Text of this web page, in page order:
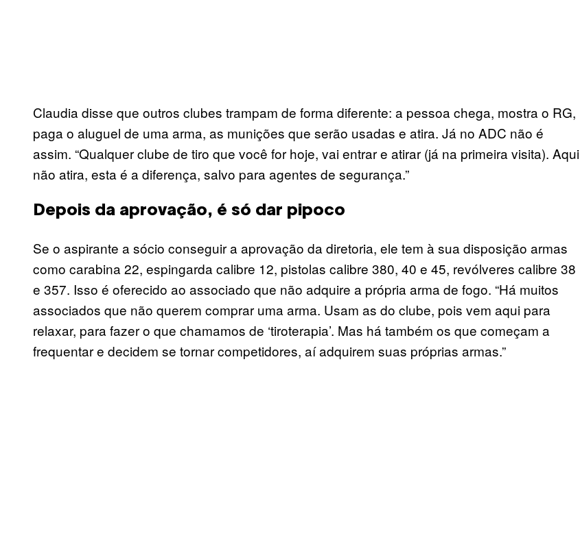
Claudia disse que outros clubes trampam de forma diferente: a pessoa chega, mostra o RG,
paga o aluguel de uma arma, as munições que serão usadas e atira. Já no ADC não é
assim. “Qualquer clube de tiro que você for hoje, vai entrar e atirar (já na primeira visita). Aqui
não atira, esta é a diferença, salvo para agentes de segurança.”
Depois da aprovação, é só dar pipoco
Se o aspirante a sócio conseguir a aprovação da diretoria, ele tem à sua disposição armas
como carabina 22, espingarda calibre 12, pistolas calibre 380, 40 e 45, revólveres calibre 38
e 357. Isso é oferecido ao associado que não adquire a própria arma de fogo. “Há muitos
associados que não querem comprar uma arma. Usam as do clube, pois vem aqui para
relaxar, para fazer o que chamamos de ‘tiroterapia’. Mas há também os que começam a
frequentar e decidem se tornar competidores, aí adquirem suas próprias armas.”